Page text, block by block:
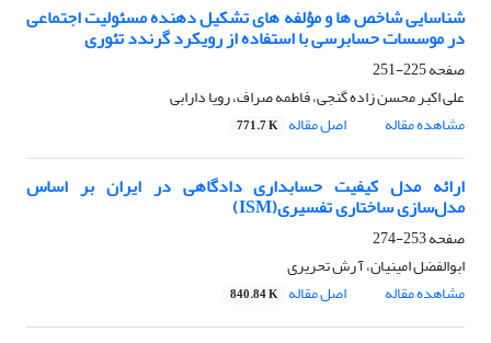
شناسایی شاخص ها و مؤلفه های تشکیل دهنده مسئولیت اجتماعی
در موسسات حسابرسی با استفاده از رویکرد گرندد تئوری
صفحه225-251
علی اکبر محسن زاده گنجی، فاطمه صراف، رویا دارابی
مشاهده مقاله
اصل مقاله 771.7 K
ارائه مدل کیفیت حسابداری دادگاهی در ایران بر اساس
مدل‌سازی ساختاری تفسیری(ISM)
صفحه253-274
ابوالفضل امینیان، آ رش تحریری
مشاهده مقاله
اصل مقاله 840.84 K